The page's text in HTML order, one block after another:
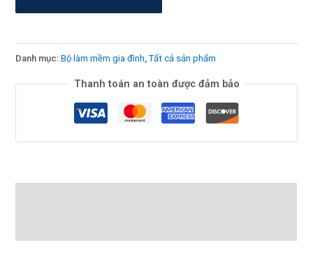
Danh mục:Bộ làm mềm gia đình ,Tất cả sản phẩm
Thanh toán an toàn được đảm bảo